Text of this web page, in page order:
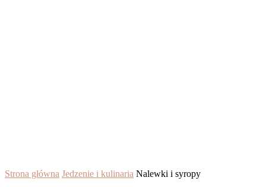
Strona główna Jedzenie i kulinaria Nalewki i syropy